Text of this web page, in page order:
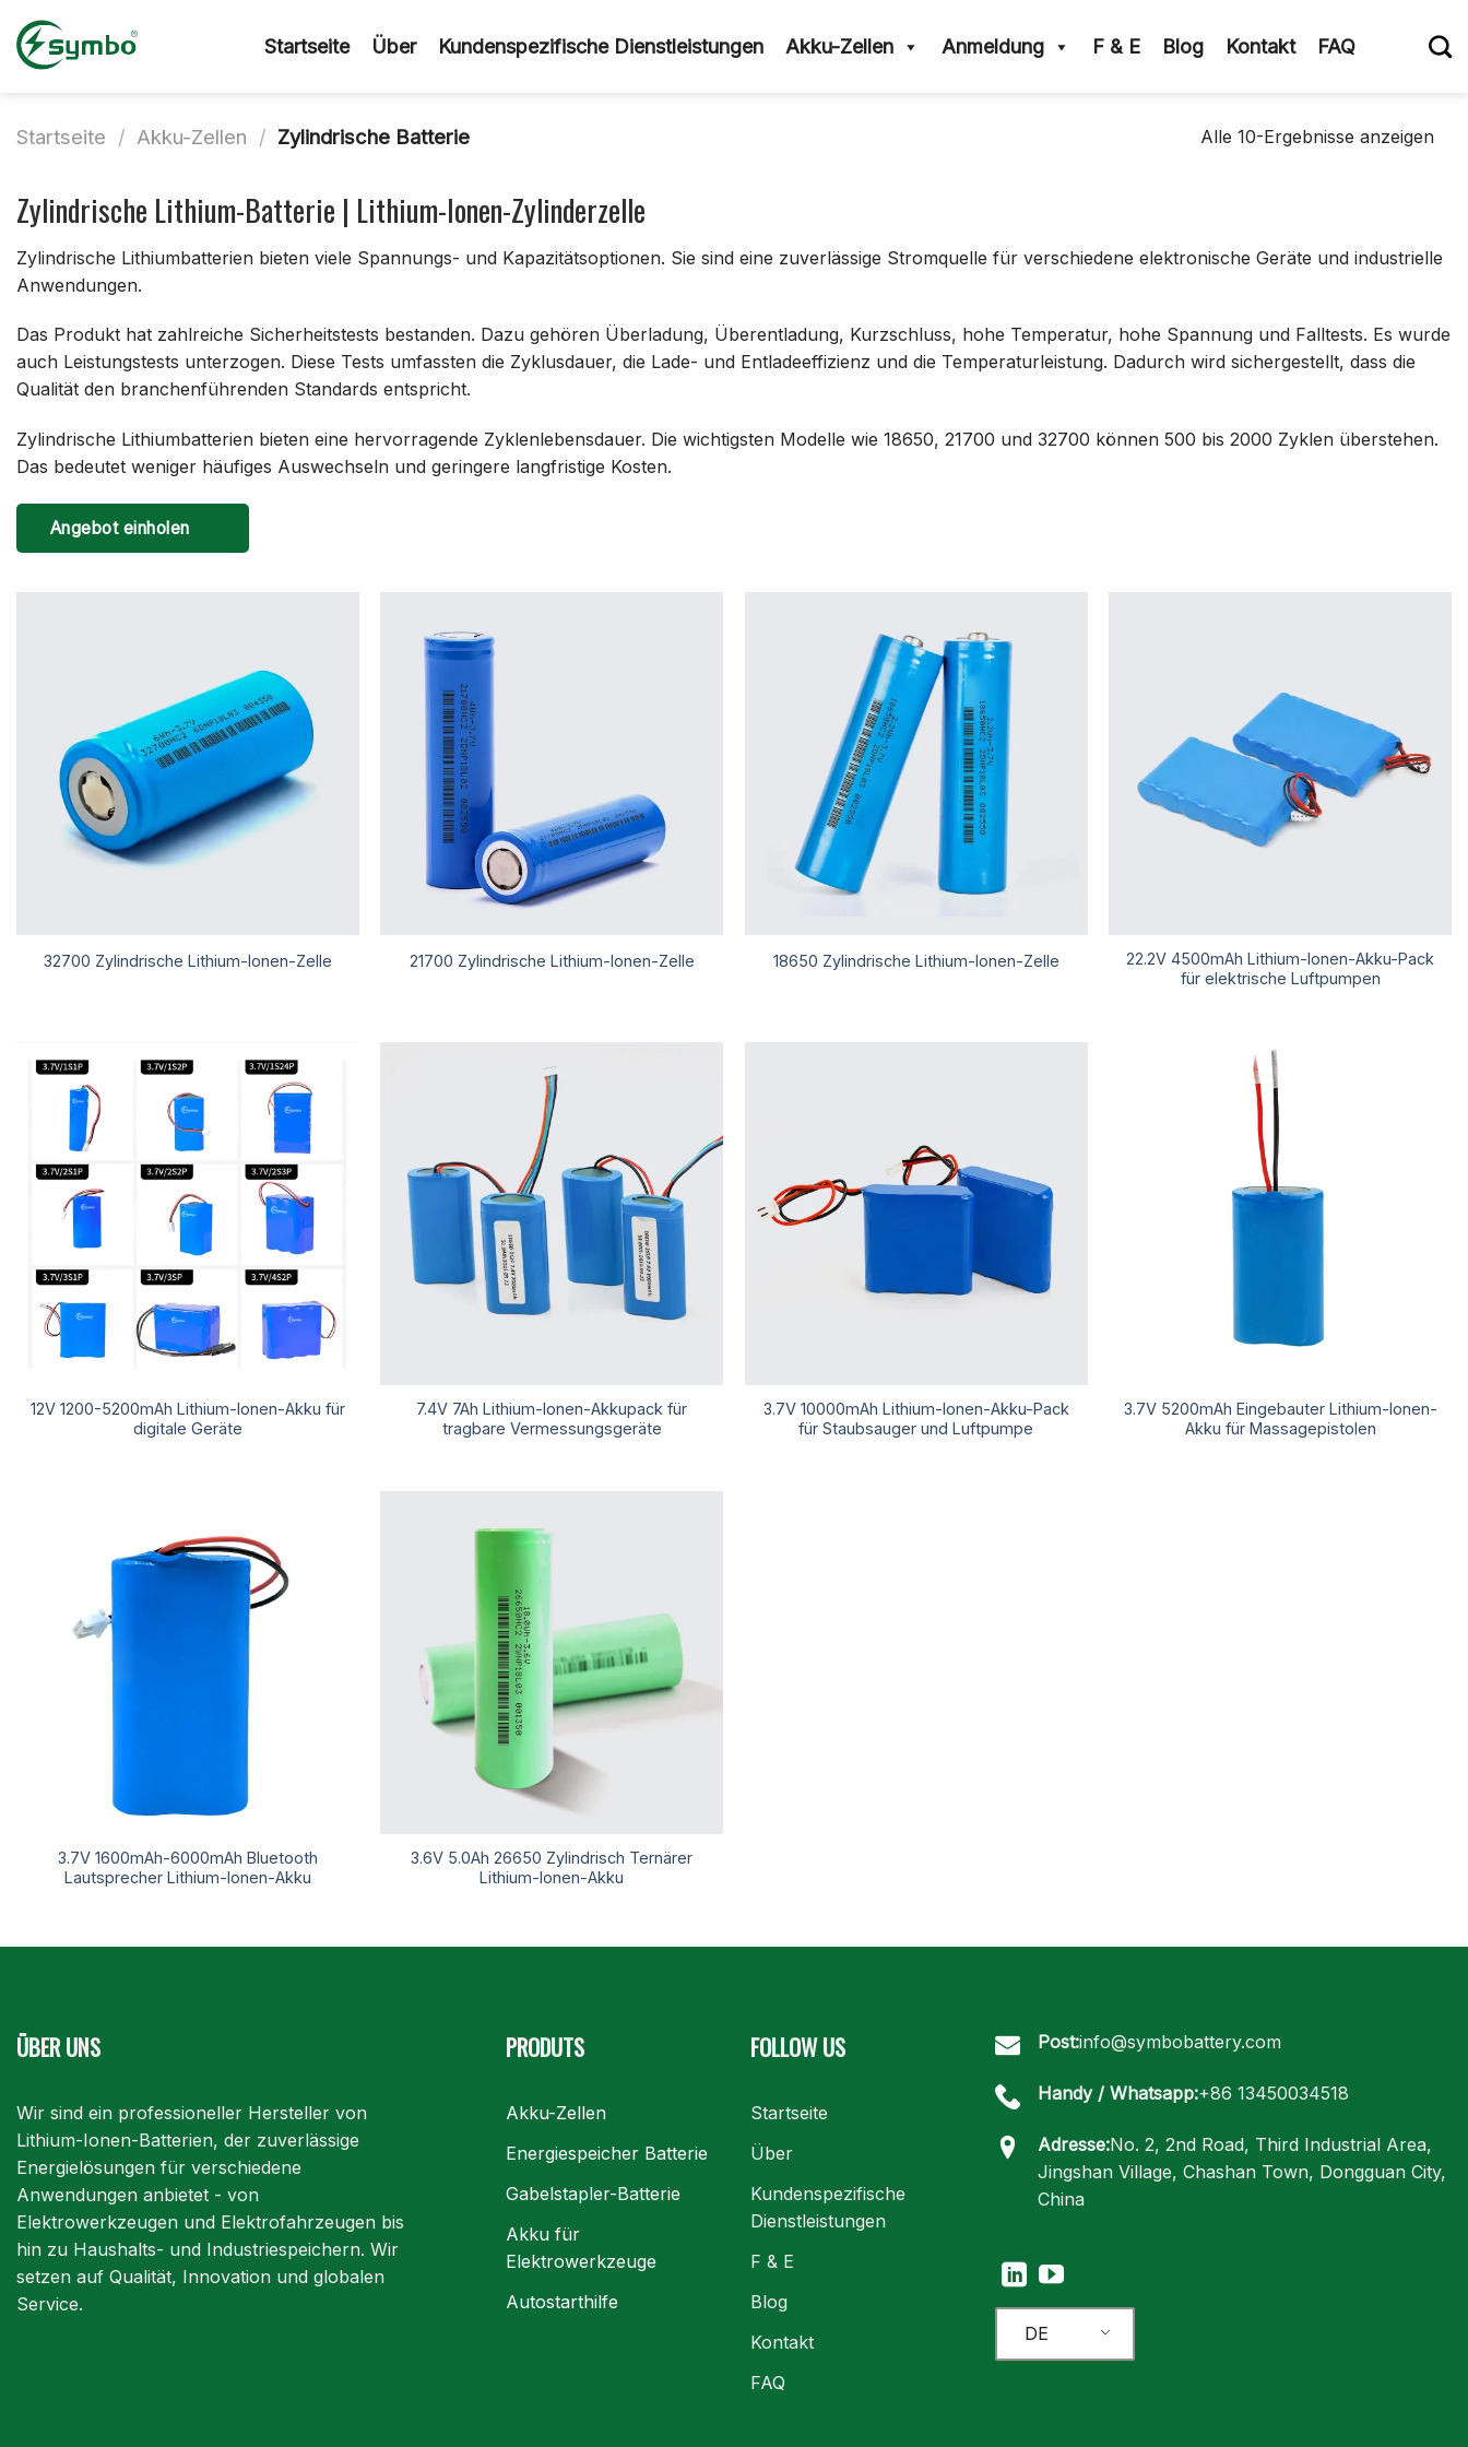
Inhalt
springen
Startseite Über Kundenspezifische Dienstleistungen Akku-Zellen Anmeldung F & E Blog Kontakt FAQ
Startseite / Akku-Zellen / Zylindrische Batterie Alle 10-Ergebnisse anzeigen
Zylindrische Lithium-Batterie | Lithium-Ionen-Zylinderzelle
Zylindrische Lithiumbatterien bieten viele Spannungs- und Kapazitätsoptionen. Sie sind eine zuverlässige Stromquelle für verschiedene elektronische Geräte und industrielle
Anwendungen.
Das Produkt hat zahlreiche Sicherheitstests bestanden. Dazu gehören Überladung, Überentladung, Kurzschluss, hohe Temperatur, hohe Spannung und Falltests. Es wurde
auch Leistungstests unterzogen. Diese Tests umfassten die Zyklusdauer, die Lade- und Entladeeffizienz und die Temperaturleistung. Dadurch wird sichergestellt, dass die
Qualität den branchenführenden Standards entspricht.
Zylindrische Lithiumbatterien bieten eine hervorragende Zyklenlebensdauer. Die wichtigsten Modelle wie 18650, 21700 und 32700 können 500 bis 2000 Zyklen überstehen.
Das bedeutet weniger häufiges Auswechseln und geringere langfristige Kosten.
Angebot einholen
32700 Zylindrische Lithium-Ionen-Zelle 21700 Zylindrische Lithium-Ionen-Zelle 18650 Zylindrische Lithium-Ionen-Zelle
22.2V 4500mAh Lithium-Ionen-Akku-Pack
für elektrische Luftpumpen
12V 1200-5200mAh Lithium-Ionen-Akku für
digitale Geräte
7.4V 7Ah Lithium-Ionen-Akkupack für
tragbare Vermessungsgeräte
3.7V 10000mAh Lithium-Ionen-Akku-Pack
für Staubsauger und Luftpumpe
3.7V 5200mAh Eingebauter Lithium-Ionen-
Akku für Massagepistolen
3.7V 1600mAh-6000mAh Bluetooth
Lautsprecher Lithium-Ionen-Akku
3.6V 5.0Ah 26650 Zylindrisch Ternärer
Lithium-Ionen-Akku
ÜBER UNS
Wir sind ein professioneller Hersteller von
Lithium-Ionen-Batterien, der zuverlässige
Energielösungen für verschiedene
Anwendungen anbietet - von
Elektrowerkzeugen und Elektrofahrzeugen bis
hin zu Haushalts- und Industriespeichern. Wir
setzen auf Qualität, Innovation und globalen
Service.
PRODUTS
Akku-Zellen
Energiespeicher Batterie
Gabelstapler-Batterie
Akku für
Elektrowerkzeuge
Autostarthilfe
FOLLOW US
Startseite
Über
Kundenspezifische
Dienstleistungen
F & E
Blog
Kontakt
FAQ
Post:info@symbobattery.com
Handy / Whatsapp:+86 13450034518
Adresse:No. 2, 2nd Road, Third Industrial Area,
Jingshan Village, Chashan Town, Dongguan City,
China
DE